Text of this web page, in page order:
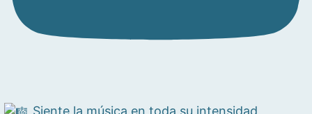
Siente la música en toda su intensidad